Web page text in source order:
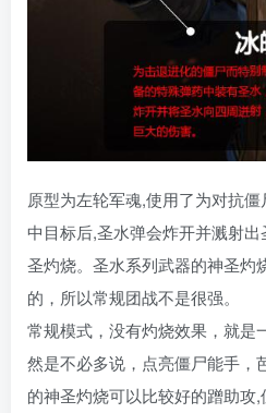
原型为左轮军魂,使用了为对抗
中目标后,圣水弹会炸开并溅射
圣灼烧。圣水系列武器的神圣灼
的，所以常规团战不是很强。
常规模式，没有灼烧效果，就是
然是不必多说，点亮僵尸能手，
的神圣灼烧可以比较好的蹭助攻